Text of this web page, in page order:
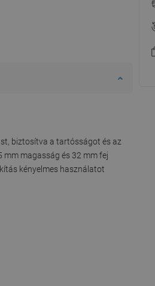
biztosítva a tartósságot és az
mm magasság és 32 mm fej
kényelmes használatot